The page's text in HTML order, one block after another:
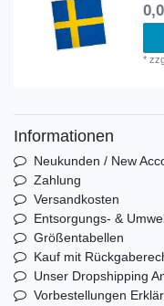
*
Informationen
Neukunden / New
Zahlung
Versandkosten
Entsorgungs- &
Größentabellen
Kauf mit
Unser Dropshipping
Vorbestellungen